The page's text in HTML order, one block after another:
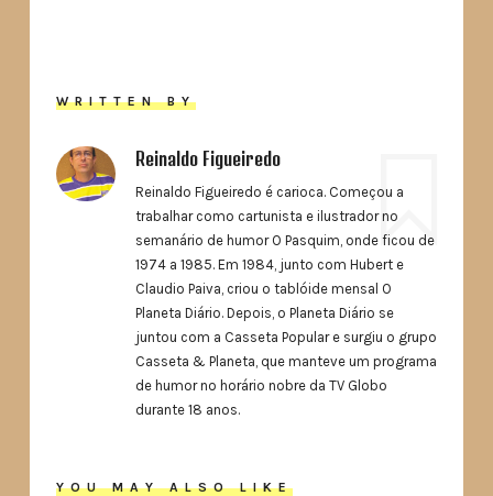
WRITTEN BY
Reinaldo Figueiredo
Reinaldo Figueiredo é carioca. Começou a
trabalhar como cartunista e ilustrador no
semanário de humor O Pasquim, onde ficou de
1974 a 1985. Em 1984, junto com Hubert e
Claudio Paiva, criou o tablóide mensal O
Planeta Diário. Depois, o Planeta Diário se
juntou com a Casseta Popular e surgiu o grupo
Casseta & Planeta, que manteve um programa
de humor no horário nobre da TV Globo
durante 18 anos.
YOU MAY ALSO LIKE